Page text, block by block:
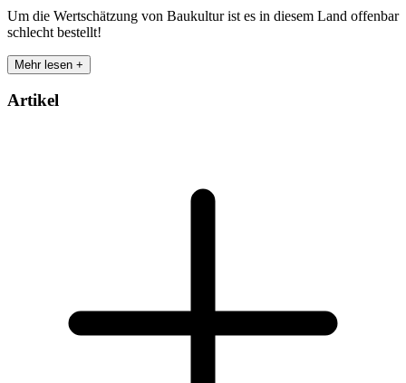
Um die Wertschätzung von Baukultur ist es in diesem Land offenbar
schlecht bestellt!
Mehr lesen +
Artikel